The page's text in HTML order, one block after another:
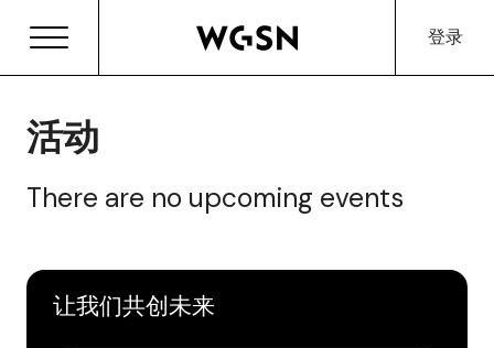
登录
活动
There are no upcoming events
让我们共创未来